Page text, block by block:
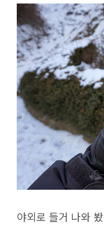
야외로 들거 나와